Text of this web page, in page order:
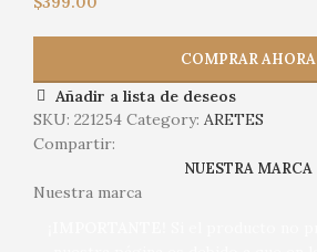
COMPRAR AHORA
Añadir a lista de deseos
SKU: 221254 Category: ARETES
Compartir:
NUESTRA MARCA
Nuestra marca